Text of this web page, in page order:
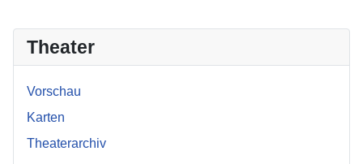
Theater
Vorschau
Karten
Theaterarchiv